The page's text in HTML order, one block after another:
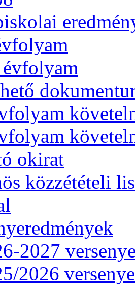
okirat
közzétételi
2027
2026